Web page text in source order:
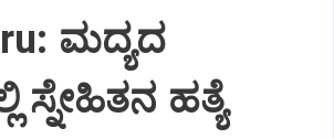
ಮದ್ಯದ
ಹತ್ಯೆ